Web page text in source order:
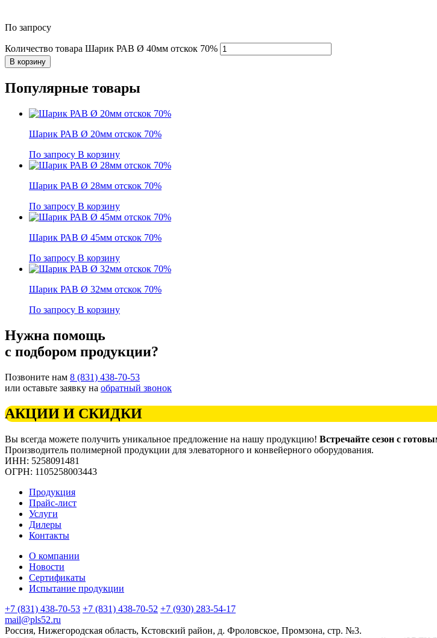
По запросу
Количество товара Шарик РАВ Ø 40мм отскок 70%
В корзину
Популярные товары
Шарик РАВ Ø 20мм отскок 70%
По запросу В корзину
Шарик РАВ Ø 28мм отскок 70%
По запросу В корзину
Шарик РАВ Ø 45мм отскок 70%
По запросу В корзину
Шарик РАВ Ø 32мм отскок 70%
По запросу В корзину
Нужна помощь
с подбором продукции?
Позвоните нам 8 (831) 438-70-53
или оставьте заявку на обратный звонок
АКЦИИ И СКИДКИ
Вы всегда можете получить уникальное предложение на нашу продукцию! Встречайте сезон с
Производитель полимерной продукции для элеваторного и конвейерного оборудования.
ИНН: 5258091481
ОГРН: 1105258003443
Продукция
Прайс-лист
Услуги
Дилеры
Контакты
О компании
Новости
Сертификаты
Испытание продукции
+7 (831) 438-70-53 +7 (831) 438-70-52 +7 (930) 283-54-17
mail@pls52.ru
Россия, Нижегородская область, Кстовский район, д. Фроловское, Промзона, стр. №3.